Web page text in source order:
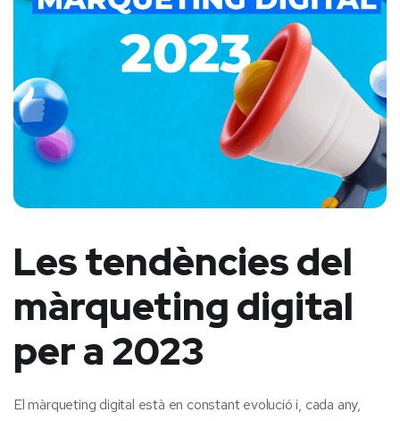
Les tendències del
màrqueting digital
per a 2023
El màrqueting digital està en constant evolució i, cada any,